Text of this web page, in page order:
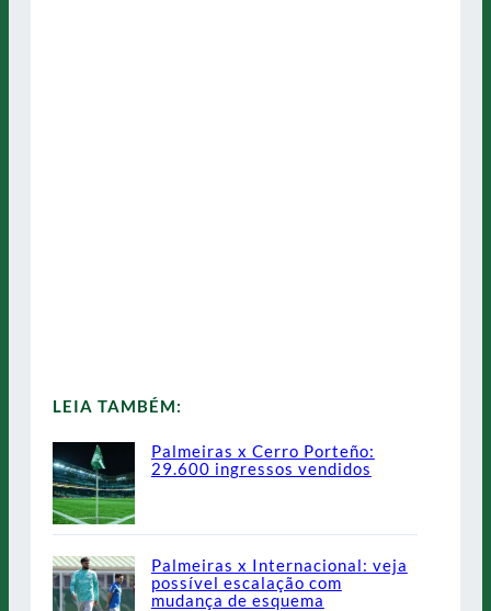
LEIA TAMBÉM:
Palmeiras x Cerro Porteño:
29.600 ingressos vendidos
Palmeiras x Internacional: veja
possível escalação com
mudança de esquema